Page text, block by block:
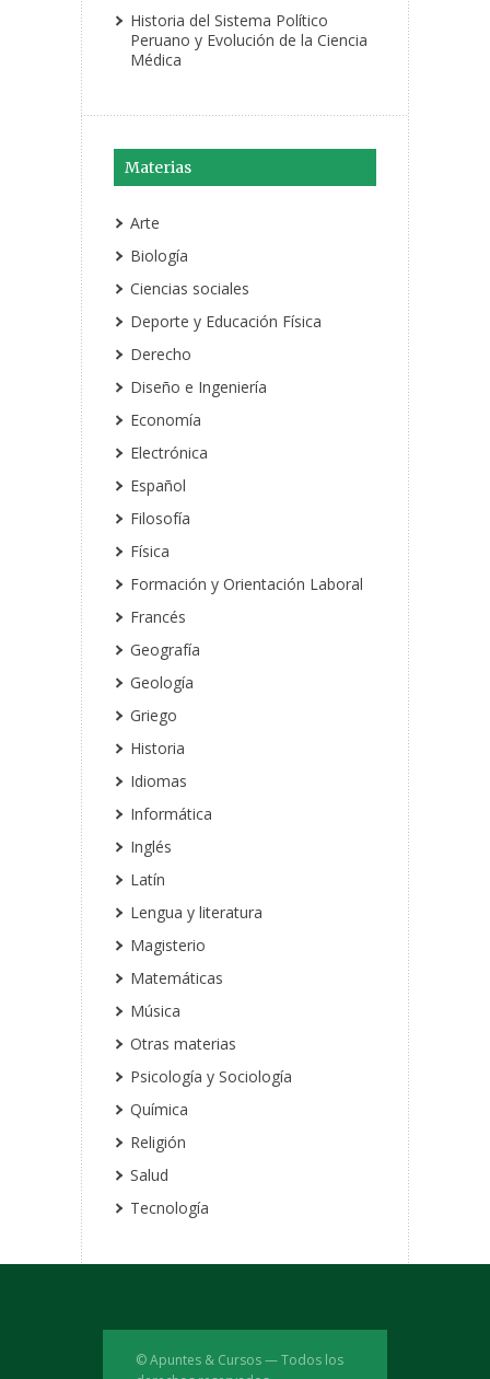
Historia del Sistema Político
Peruano y Evolución de la Ciencia
Médica
Materias
Arte
Biología
Ciencias sociales
Deporte y Educación Física
Derecho
Diseño e Ingeniería
Economía
Electrónica
Español
Filosofía
Física
Formación y Orientación Laboral
Francés
Geografía
Geología
Griego
Historia
Idiomas
Informática
Inglés
Latín
Lengua y literatura
Magisterio
Matemáticas
Música
Otras materias
Psicología y Sociología
Química
Religión
Salud
Tecnología
© Apuntes & Cursos — Todos los